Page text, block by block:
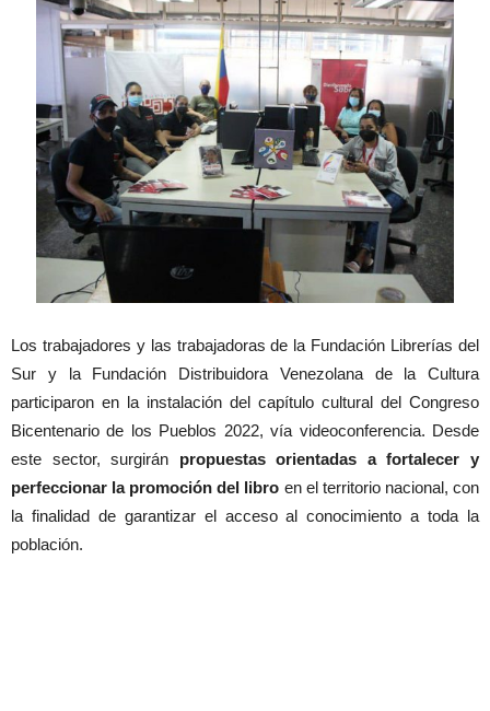
Los trabajadores y las trabajadoras de la Fundación Librerías del
Sur y la Fundación Distribuidora Venezolana de la Cultura
participaron en la instalación del capítulo cultural del Congreso
Bicentenario de los Pueblos 2022, vía videoconferencia. Desde
este sector, surgirán propuestas orientadas a fortalecer y
perfeccionar la promoción del libro en el territorio nacional, con
la finalidad de garantizar el acceso al conocimiento a toda la
población.